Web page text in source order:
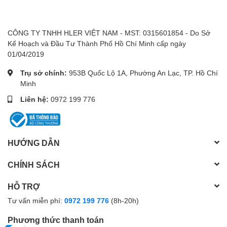
CÔNG TY TNHH HLER VIỆT NAM - MST: 0315601854 - Do Sở
Kế Hoạch và Đầu Tư Thành Phố Hồ Chí Minh cấp ngày
01/04/2019
Trụ sở chính: 953B Quốc Lộ 1A, Phường An Lạc, TP. Hồ Chí
Minh
Liên hệ: 0972 199 776
HƯỚNG DẪN
CHÍNH SÁCH
HỖ TRỢ
Tư vấn miễn phí: 0972 199 776 (8h-20h)
Phương thức thanh toán